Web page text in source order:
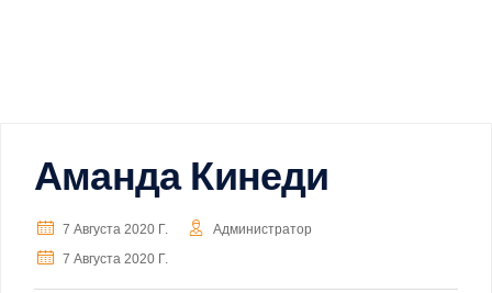
Аманда Кинеди
7 Августа 2020 Г.
Администратор
7 Августа 2020 Г.